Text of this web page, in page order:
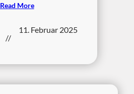
Read More
//
11. Februar 2025